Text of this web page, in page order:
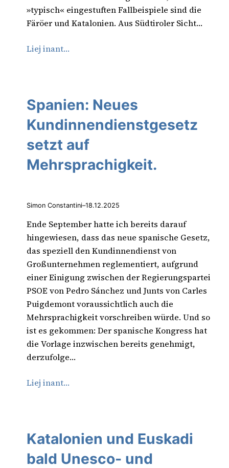
»typisch« eingestuften Fallbeispiele sind die
Färöer und Katalonien. Aus Südtiroler Sicht…
Liej inant…
Spanien: Neues
Kundinnendienstgesetz
setzt auf
Mehrsprachigkeit.
Simon Constantini–18.12.2025
Ende September hatte ich bereits darauf
hingewiesen, dass das neue spanische Gesetz,
das speziell den Kundinnendienst von
Großunternehmen reglementiert, aufgrund
einer Einigung zwischen der Regierungspartei
PSOE von Pedro Sánchez und Junts von Carles
Puigdemont voraussichtlich auch die
Mehrsprachigkeit vorschreiben würde. Und so
ist es gekommen: Der spanische Kongress hat
die Vorlage inzwischen bereits genehmigt,
derzufolge…
Liej inant…
Katalonien und Euskadi
bald Unesco- und